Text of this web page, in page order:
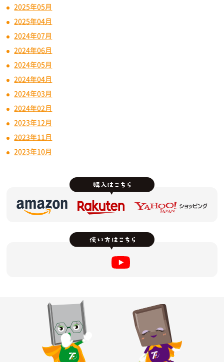
2025年05月
2025年04月
2024年07月
2024年06月
2024年05月
2024年04月
2024年03月
2024年02月
2023年12月
2023年11月
2023年10月